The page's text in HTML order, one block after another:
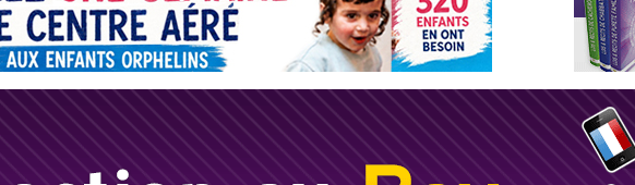
viennent de nous rejoindre sur WhatsApp
viennent de nous rejoindre sur WhatsApp
viennent de nous rejoindre sur WhatsApp
musiques dans Torah-Box Music
personnes viennent de faire un don pour Tsédaka : pauvres d'Israel
émission radio : Visions de grandeur n°104 : Le Chabbath et le Birkat Hamazone à travers le temps